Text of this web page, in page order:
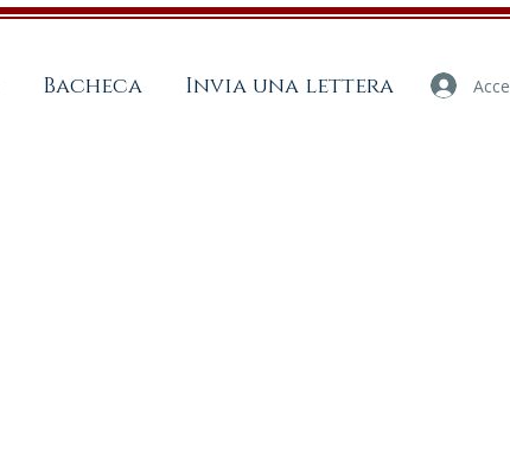
Bacheca Invia una lettera